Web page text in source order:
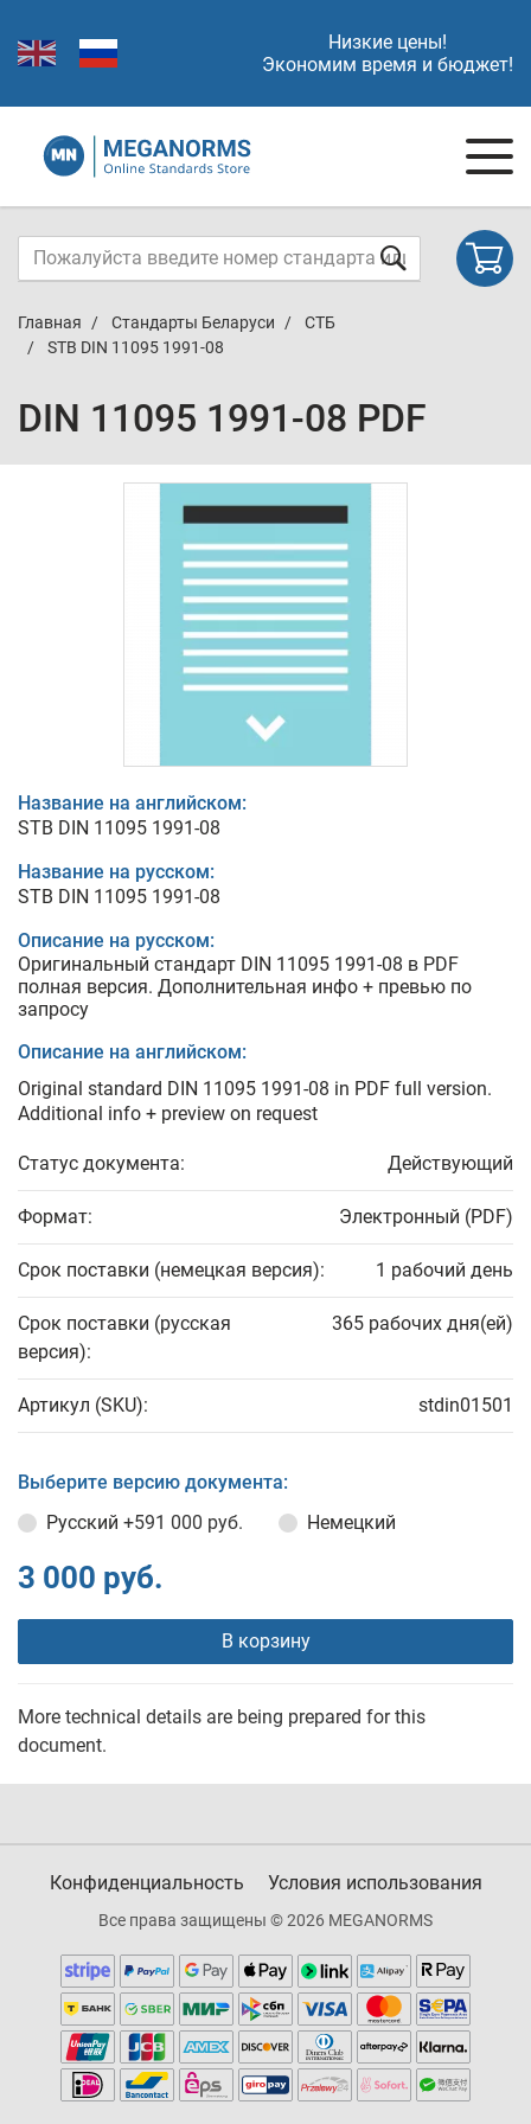
Низкие цены!
Экономим время и бюджет!
Главная Стандарты Беларуси
СТБ
STB DIN 11095 1991-08
DIN 11095 1991-08 PDF
Название на английском:
STB DIN 11095 1991-08
Название на русском:
STB DIN 11095 1991-08
Описание на русском:
Оригинальный стандарт DIN 11095 1991-08 в PDF
полная версия. Дополнительная инфо + превью по
запросу
Описание на английском:
Original standard DIN 11095 1991-08 in PDF full version.
Additional info + preview on request
Статус документа: Действующий
Формат: Электронный (PDF)
Срок поставки (немецкая версия): 1 рабочий день
Срок поставки (русская
версия):
365 рабочих дня(ей)
Артикул (SKU): stdin01501
Выберите версию документа:
Русский +591 000 руб. Немецкий
3 000 руб.
В корзину
More technical details are being prepared for this
document.
Конфиденциальность Условия использования
Все права защищены © 2026 MEGANORMS